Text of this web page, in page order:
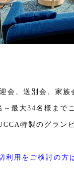
会、送別会、家
～最大34名様まで
特製のグラン
利用をご検討の方